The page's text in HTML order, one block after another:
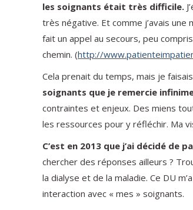
les soignants était très difficile.
très négative. Et comme j’avais
fait un appel au secours, peu
chemin. (http://
Cela prenait du temps, mais je
soignants que je remercie
contraintes et enjeux. Des miens
les ressources pour y réfléchir. Ma
C’est en 2013 que j’ai décidé de
chercher des réponses ailleurs ?
la dialyse et de la maladie. Ce DU
interaction avec « mes » soignants.